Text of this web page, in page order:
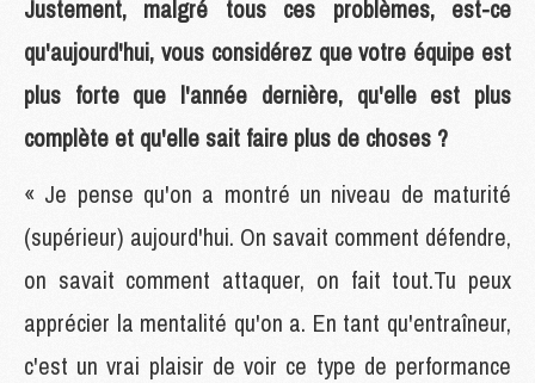
Justement, malgré tous ces problèmes, est-ce
qu'aujourd'hui, vous considérez que votre équipe est
plus forte que l'année dernière, qu'elle est plus
complète et qu'elle sait faire plus de choses ?
« Je pense qu'on a montré un niveau de maturité
(supérieur) aujourd'hui. On savait comment défendre,
on savait comment attaquer, on fait tout.Tu peux
apprécier la mentalité qu'on a. En tant qu'entraîneur,
c'est un vrai plaisir de voir ce type de performance